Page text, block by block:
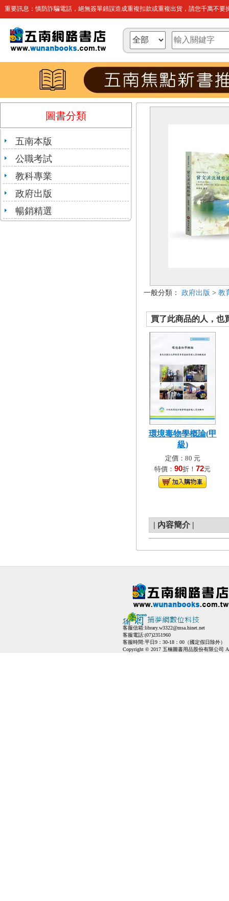
重要訊息：慎防詐騙電話，絕無簽單錯誤造成重複扣款或重複出貨，請您千萬不要
圖書分類
五南本版
公職考試
教科專業
政府出版
暢銷精選
一般分類： 政府出版 > 教
買了此商品的人，也
環境毒物學概論(甲
級)
定價：80 元
特價： 90折！ 72元
| 內容簡介 |
客服信箱:library.w3322@msa.hinet.net
客服電話:(07)2351960
客服時間:平日9：30-18：00（國定假日除外）
Copyright © 2017 五楠圖書用品股份有限公司